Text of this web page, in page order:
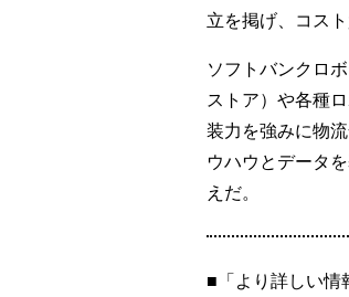
立を掲げ、コス
ソフトバンクロ
ストア）や各種
装力を強みに物
ウハウとデータ
えだ。
■「より詳しい情